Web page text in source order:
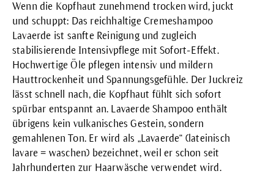
Wenn die Kopfhaut zunehmend trocken wird, juckt
und schuppt: Das reichhaltige Cremeshampoo
Lavaerde ist sanfte Reinigung und zugleich
stabilisierende Intensivpflege mit Sofort-Effekt.
Hochwertige Öle pflegen intensiv und mildern
Hauttrockenheit und Spannungsgefühle. Der Juckreiz
lässt schnell nach, die Kopfhaut fühlt sich sofort
spürbar entspannt an. Lavaerde Shampoo enthält
übrigens kein vulkanisches Gestein, sondern
gemahlenen Ton. Er wird als „Lavaerde“ (lateinisch
lavare = waschen) bezeichnet, weil er schon seit
Jahrhunderten zur Haarwäsche verwendet wird.